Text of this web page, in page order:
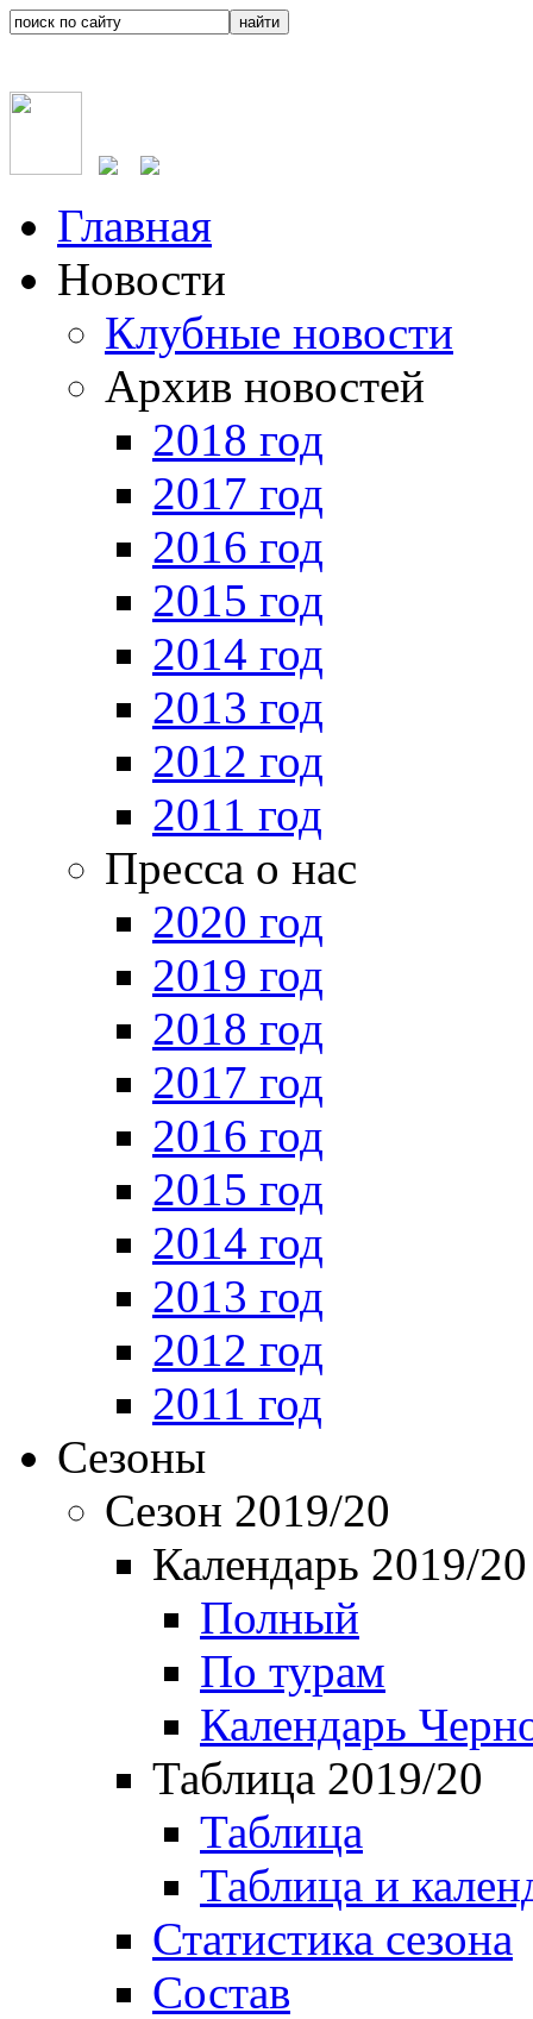
Главная
Новости
Клубные новости
Архив новостей
2018 год
2017 год
2016 год
2015 год
2014 год
2013 год
2012 год
2011 год
Пресса о нас
2020 год
2019 год
2018 год
2017 год
2016 год
2015 год
2014 год
2013 год
2012 год
2011 год
Сезоны
Сезон 2019/20
Календарь 2019/20
Полный
По турам
Календарь
Таблица 2019/20
Таблица
Таблица и
Статистика сезона
Состав